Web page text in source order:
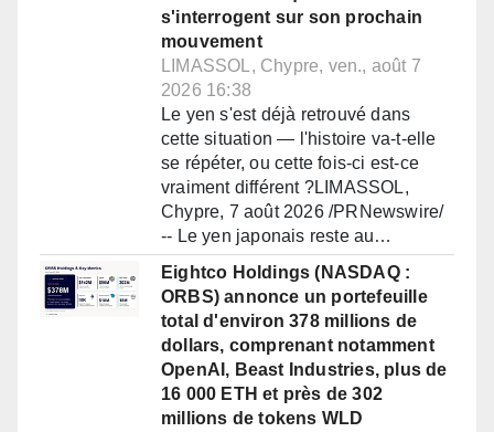
s'interrogent sur son prochain
mouvement
LIMASSOL, Chypre, ven., août 7
2026 16:38
Le yen s'est déjà retrouvé dans
cette situation — l'histoire va-t-elle
se répéter, ou cette fois-ci est-ce
vraiment différent ?LIMASSOL,
Chypre, 7 août 2026 /PRNewswire/
-- Le yen japonais reste au…
Eightco Holdings (NASDAQ :
ORBS) annonce un portefeuille
total d'environ 378 millions de
dollars, comprenant notamment
OpenAI, Beast Industries, plus de
16 000 ETH et près de 302
millions de tokens WLD